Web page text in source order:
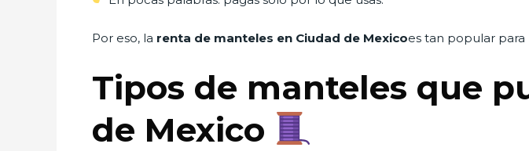
Por eso, la renta de manteles en Ciudad de Mexicoes tan popular para
Tipos de manteles que
de Mexico